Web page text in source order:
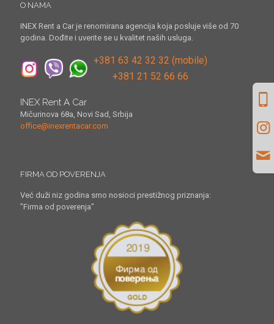
O NAMA
INEX Rent a Car je renomirana agencija koja posluje više od 70
godina. Dođite i uverite se u kvalitet naših usluga.
+381 63 42 32 32 (mobile)
+381 21 52 66 66
INEX Rent A Car
Mičurinova 68a, Novi Sad, Srbija
office@inexrentacar.com
FIRMA OD POVERENJA
Već duži niz godina smo nosioci prestižnog priznanja:
"Firma od poverenja"